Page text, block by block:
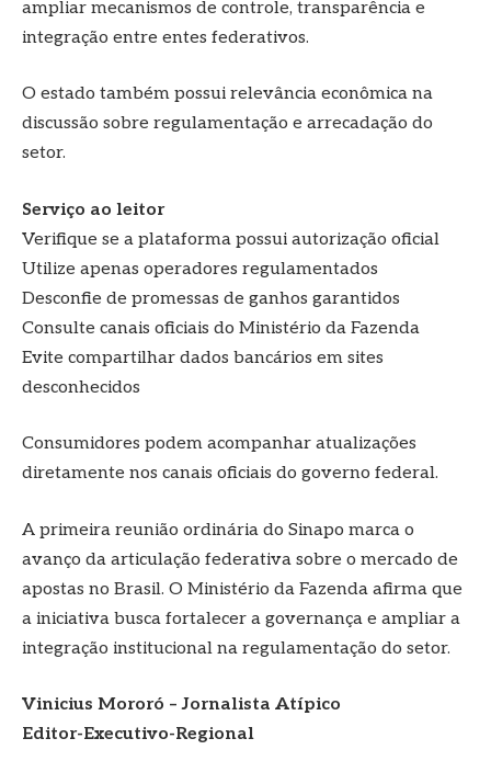
ampliar mecanismos de controle, transparência e
integração entre entes federativos.
O estado também possui relevância econômica na
discussão sobre regulamentação e arrecadação do
setor.
Serviço ao leitor
Verifique se a plataforma possui autorização oficial
Utilize apenas operadores regulamentados
Desconfie de promessas de ganhos garantidos
Consulte canais oficiais do Ministério da Fazenda
Evite compartilhar dados bancários em sites
desconhecidos
Consumidores podem acompanhar atualizações
diretamente nos canais oficiais do governo federal.
A primeira reunião ordinária do Sinapo marca o
avanço da articulação federativa sobre o mercado de
apostas no Brasil. O Ministério da Fazenda afirma que
a iniciativa busca fortalecer a governança e ampliar a
integração institucional na regulamentação do setor.
Vinicius Mororó – Jornalista Atípico
Editor-Executivo-Regional